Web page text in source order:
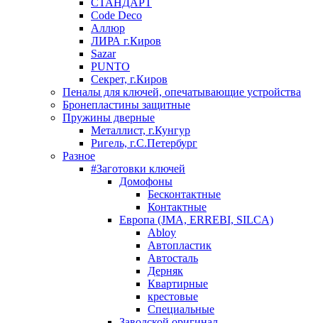
СТАНДАРТ
Code Deco
Аллюр
ЛИРА г.Киров
Sazar
PUNTO
Секрет, г.Киров
Пеналы для ключей, опечатывающие устройства
Бронепластины защитные
Пружины дверные
Металлист, г.Кунгур
Ригель, г.С.Петербург
Разное
#Заготовки ключей
Домофоны
Бесконтактные
Контактные
Европа (JMA, ERREBI, SILCA)
Abloy
Автопластик
Автосталь
Дерняк
Квартирные
крестовые
Специальные